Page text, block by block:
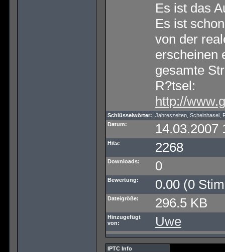
Es ist das
Es ist
von der
erscheinen
gesamte
R?tsel:
http://
Schlüsselwörter: Jahreszeiten Scheinhasel
Datum:
14.03.2007
Hits: 2268
Downloads: 0
Bewertung: 0.00 (0
Dateigröße: 296.5 KB
Hinzugefügt
von:
Uwe
IPTC Info